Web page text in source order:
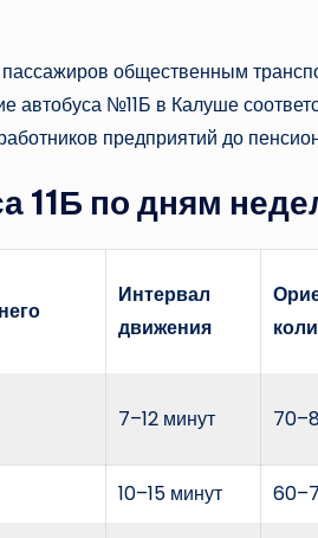
общественным
автобуса №11Б в Калуше
предприятий до
11Б по дням
Интервал
движения
7–12 минут
10–15 минут